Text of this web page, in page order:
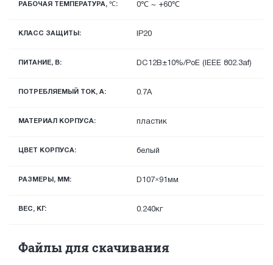
РАБОЧАЯ ТЕМПЕРАТУРА, ℃: 0℃ ~ +60℃
КЛАСС ЗАЩИТЫ: IP20
ПИТАНИЕ, В: DC12В±10%/PoE (IEEE 802.3af)
ПОТРЕБЛЯЕМЫЙ ТОК, А: 0.7А
МАТЕРИАЛ КОРПУСА: пластик
ЦВЕТ КОРПУСА: белый
РАЗМЕРЫ, ММ: D107×91мм
ВЕС, КГ: 0.240кг
Файлы для скачивания